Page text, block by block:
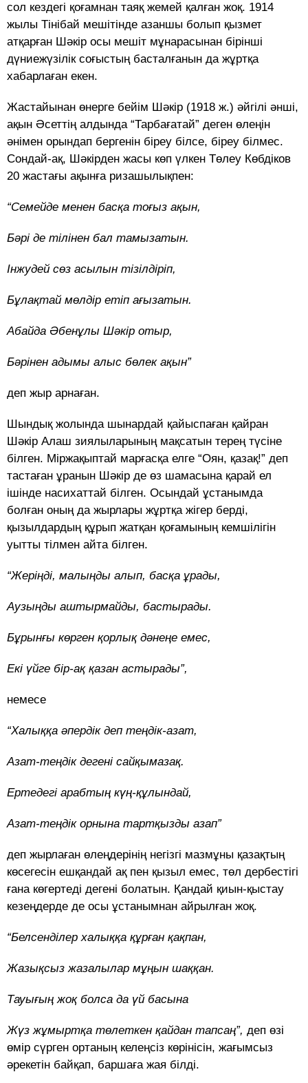
сол кездегі қоғамнан таяқ жемей қалған жоқ. 1914
жылы Тінібай мешітінде азаншы болып қызмет
атқарған Шәкір осы мешіт мұнарасынан бірінші
дүниежүзілік соғыстың басталғанын да жұртқа
хабарлаған екен.
Жастайынан өнерге бейім Шәкір (1918 ж.) әйгілі әнші,
ақын Әсеттің алдында “Тарбағатай” деген өлеңін
әнімен орындап бергенін біреу білсе, біреу білмес.
Сондай-ақ, Шәкірден жасы көп үлкен Төлеу Көбдіков
20 жастағы ақынға ризашылықпен:
“Семейде менен басқа тоғыз ақын,
Бәрі де тілінен бал тамызатын.
Інжудей сөз асылын тізілдіріп,
Бұлақтай мөлдір етіп ағызатын.
Абайда Әбенұлы Шәкір отыр,
Бәрінен адымы алыс бөлек ақын”
деп жыр арнаған.
Шындық жолында шынардай қайыспаған қайран
Шәкір Алаш зиялыларының мақсатын терең түсіне
білген. Міржақыптай марғасқа елге “Оян, қазақ!” деп
тастаған ұранын Шәкір де өз шамасына қарай ел
ішінде насихаттай білген. Осындай ұстанымда
болған оның да жырлары жұртқа жігер берді,
қызылдардың құрып жатқан қоғамының кемшілігін
уытты тілмен айта білген.
“Жеріңді, малыңды алып, басқа ұрады,
Аузыңды аштырмайды, бастырады.
Бұрынғы көрген қорлық дәнеңе емес,
Екі үйге бір-ақ қазан астырады”,
немесе
“Халыққа әпердік деп теңдік-азат,
Азат-теңдік дегені сайқымазақ.
Ертедегі арабтың күң-құлындай,
Азат-теңдік орнына тартқызды азап”
деп жырлаған өлеңдерінің негізгі мазмұны қазақтың
көсегесін ешқандай ақ пен қызыл емес, төл дербестігі
ғана көгертеді дегені болатын. Қандай қиын-қыстау
кезеңдерде де осы ұстанымнан айрылған жоқ.
“Белсенділер халыққа құрған қақпан,
Жазықсыз жазалылар мұңын шаққан.
Тауығың жоқ болса да үй басына
Жүз жұмыртқа төлеткен қайдан тапсаң”, деп өзі
өмір сүрген ортаның келеңсіз көрінісін, жағымсыз
әрекетін байқап, баршаға жая білді.